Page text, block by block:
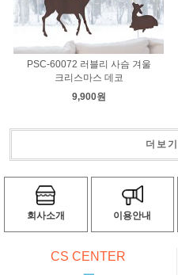
PSC-60072 러블리 사슴 겨울
크리스마스 데코
9,900원
더보기
회사소개 이용안내
CS CENTER
ㅡ